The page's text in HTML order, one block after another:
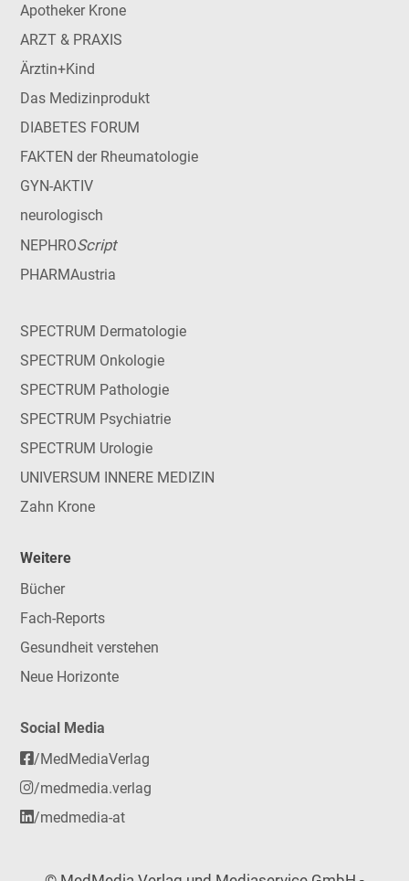
Apotheker Krone
ARZT & PRAXIS
Ärztin+Kind
Das Medizinprodukt
DIABETES FORUM
FAKTEN der Rheumatologie
GYN-AKTIV
neurologisch
NEPHROScript
PHARMAustria
SPECTRUM Dermatologie
SPECTRUM Onkologie
SPECTRUM Pathologie
SPECTRUM Psychiatrie
SPECTRUM Urologie
UNIVERSUM INNERE MEDIZIN
Zahn Krone
Weitere
Bücher
Fach-Reports
Gesundheit verstehen
Neue Horizonte
Social Media
/MedMediaVerlag
/medmedia.verlag
/medmedia-at